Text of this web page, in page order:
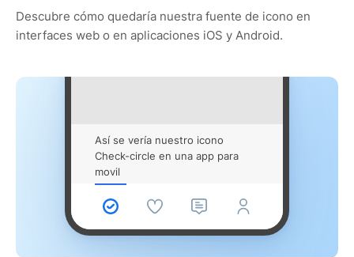
Descubre cómo quedaría nuestra fuente de icono en
interfaces web o en aplicaciones iOS y Android.
Así se vería nuestro icono
Check-circle en una app para
movil